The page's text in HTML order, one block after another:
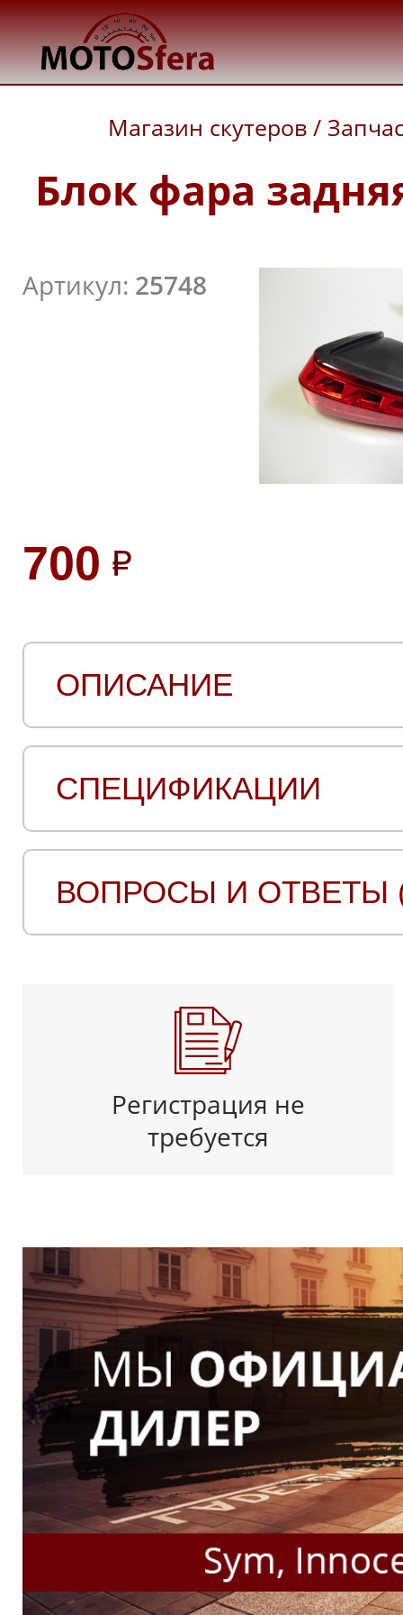
Магазин скутеров /
Блок фара
Артикул: 25748
700
ОПИСАНИЕ
СПЕЦИФИКАЦИИ
ВОПРОСЫ И ОТВЕТЫ
Регистрация не
требуется